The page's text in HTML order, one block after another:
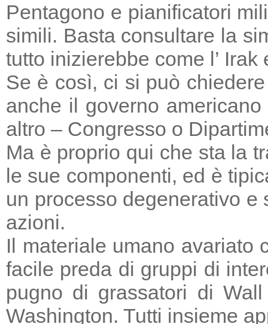
Pentagono e pianificatori
simili. Basta consultare la
tutto inizierebbe come l’
Se è così, ci si può
anche il governo
altro – Congresso o
Ma è proprio qui che sta la
le sue componenti, ed è
un processo degenerativo
azioni.
Il materiale umano avariato
facile preda di gruppi di
pugno di grassatori di
Washington. Tutti insieme